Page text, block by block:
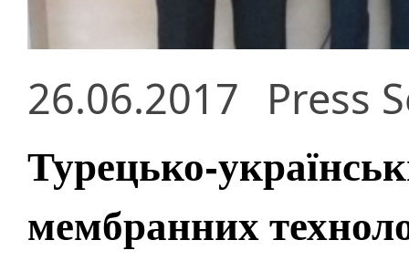
26.06.2017 Press
Турецько-
мембранних